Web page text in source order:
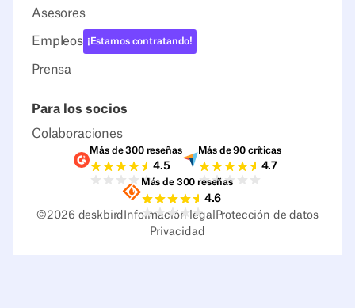
Asesores
Empleos ¡Estamos contratando!
Prensa
Para los socios
Colaboraciones
Valoraciones G2
Más de 300 reseñas
4.5
Valoraciones
Más de 90 críticas
4.7
Valoraciones Sourceforge
Más de 300 reseñas
4.6
©2026 deskbird Información legal Protección de datos
Privacidad